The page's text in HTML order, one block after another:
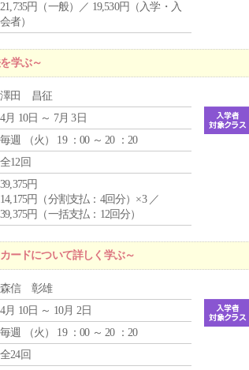
21,735円（一般）／ 19,530円（入学・入
会者）
学ぶ～
澤田 昌征
4月 10日 ～ 7月 3日
毎週 （火 ） 19 ：00 ～ 20 ：20
全12回
39,375円
14,175円（分割支払：4回分）×3 ／
39,375円（一括支払：12回分）
ードについて詳しく学ぶ～
森信 彰雄
4月 10日 ～ 10月 2日
毎週 （火 ） 19 ：00 ～ 20 ：20
全24回